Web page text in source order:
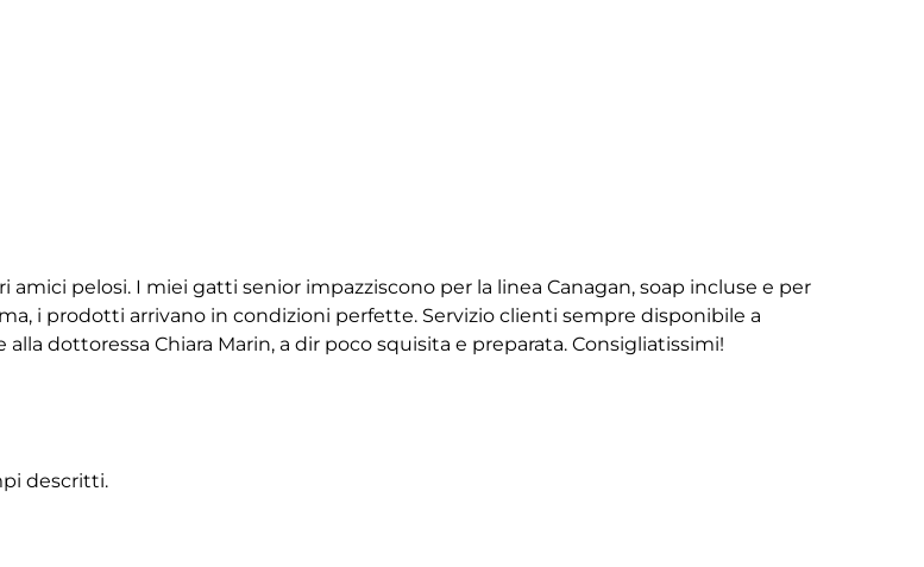
pelosi. I miei gatti senior impazziscono per la linea Canagan, soap incluse e per
i prodotti arrivano in condizioni perfette. Servizio clienti sempre disponibile a
dottoressa Chiara Marin, a dir poco squisita e preparata. Consigliatissimi!
descritti.